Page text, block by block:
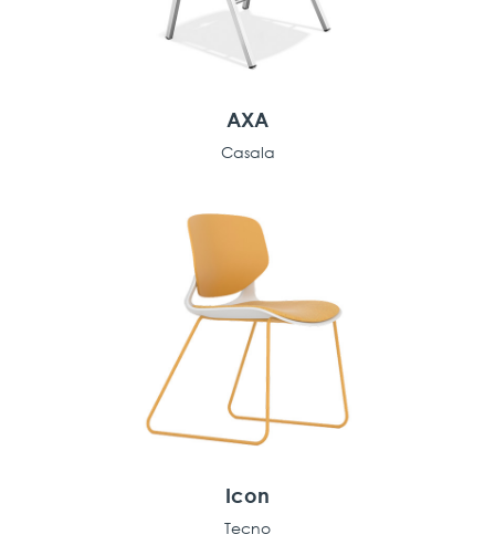
AXA
Casala
Icon
Tecno